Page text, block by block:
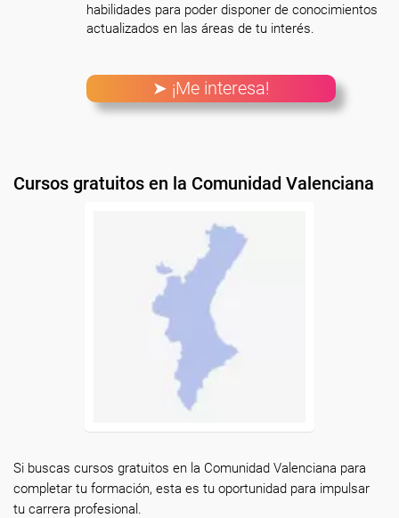
habilidades para poder disponer de conocimientos
actualizados en las áreas de tu interés.
➤ ¡Me interesa!
Cursos gratuitos en la Comunidad Valenciana
Si buscas cursos gratuitos en la Comunidad Valenciana para
completar tu formación, esta es tu oportunidad para impulsar
tu carrera profesional.